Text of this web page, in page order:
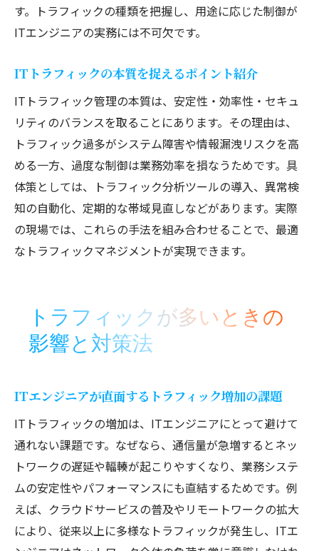
例
通信量増加時のITエンジニア対策ポイント
ITトラフィックを意識したパフォーマンス
管理法
ネットワーク最適化で安定運用を実現する
方法
ITエンジニアが語る通信量増加と制御の工
夫
トラフィックデータを活用した最適化手順
パフォーマンス向上のための実践的アプロ
ITエンジニアが押さえるべきトラフィック
単位
の影響
測定方法を知りITトラフィックを正確に把
握
トラフィック単位の基礎知識と実務活用例
ITエンジニアが選ぶ測定ツールと利用ポイ
ント
トラフィック測定の最新トレンドを解説
す。トラフィックの種類を把握し、用途に応じた制御が
ITエンジニアの実務には不可欠です。
ITトラフィックの本質を捉えるポイント紹介
ITトラフィック管理の本質は、安定性・効率性・セキュ
リティのバランスを取ることにあります。その理由は、
トラフィック過多がシステム障害や情報漏洩リスクを高
める一方、過度な制御は業務効率を損なうためです。具
体策としては、トラフィック分析ツールの導入、異常検
知の自動化、定期的な帯域見直しなどがあります。実際
の現場では、これらの手法を組み合わせることで、最適
なトラフィックマネジメントが実現できます。
トラフィックが多いときの
影響と対策法
ITエンジニアが直面するトラフィック増加の課題
ITトラフィックの増加は、ITエンジニアにとって避けて
通れない課題です。なぜなら、通信量が急増するとネッ
トワークの遅延や輻輳が起こりやすくなり、業務システ
ムの安定性やパフォーマンスにも直結するためです。例
えば、クラウドサービスの普及やリモートワークの拡大
により、従来以上に多様なトラフィックが発生し、ITエ